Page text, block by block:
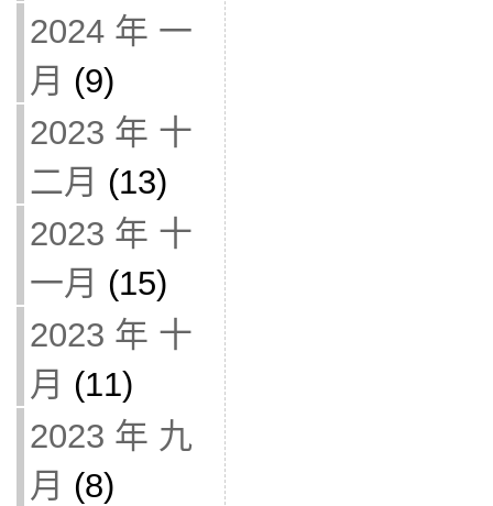
2024 年 一
月 (9)
2023 年 十
二月 (13)
2023 年 十
一月 (15)
2023 年 十
月 (11)
2023 年 九
月 (8)